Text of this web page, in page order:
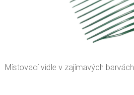
Místovací vidle v zajímavých barvách